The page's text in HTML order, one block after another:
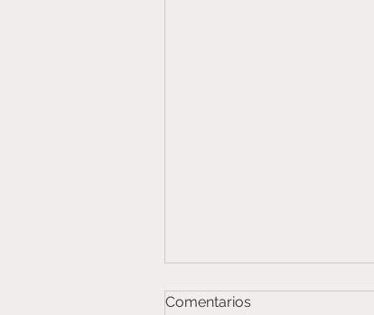
Comentarios